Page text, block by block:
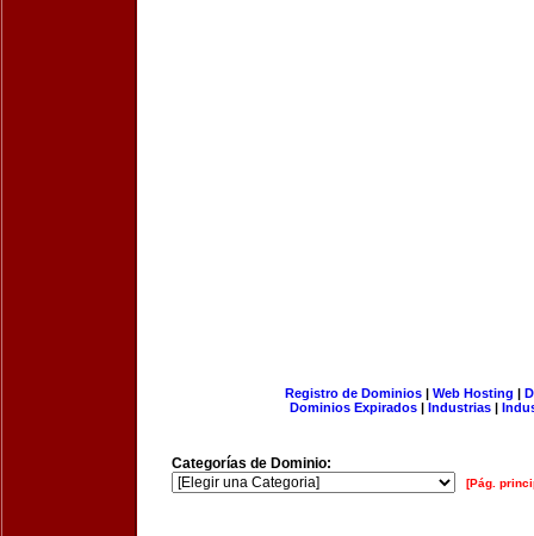
Registro de Dominios| Web Hosting |
Dominios Expirados | Industrias |
Categorías de Dominio:
[Pág.